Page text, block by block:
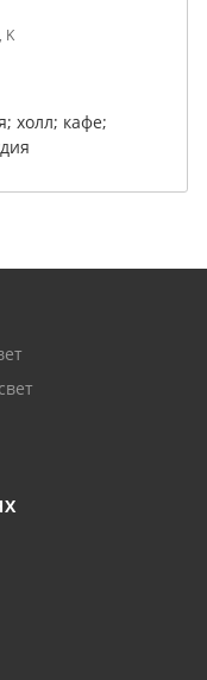
K
холл; кафе;